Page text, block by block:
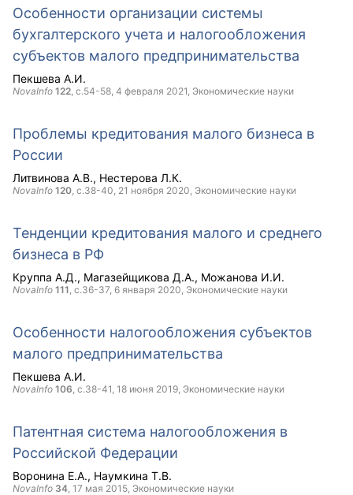
Особенности организации системы
бухгалтерского учета и налогообложения
субъектов малого предпринимательства
Пекшева А.И.
NovaInfo 122, с.54-58, 4 февраля 2021, Экономические науки
Проблемы кредитования малого бизнеса в
России
Литвинова А.В. Нестерова Л.К.
NovaInfo 120, с.38-40, 21 ноября 2020, Экономические науки
Тенденции кредитования малого и среднего
бизнеса в РФ
Круппа А.Д. Магазейщикова Д.А. Можанова И.И.
NovaInfo 111, с.36-37, 6 января 2020, Экономические науки
Особенности налогообложения субъектов
малого предпринимательства
Пекшева А.И.
NovaInfo 106, с.38-41, 18 июня 2019, Экономические науки
Патентная система налогообложения в
Российской Федерации
Воронина Е.А. Наумкина Т.В.
NovaInfo 34, 17 мая 2015, Экономические науки